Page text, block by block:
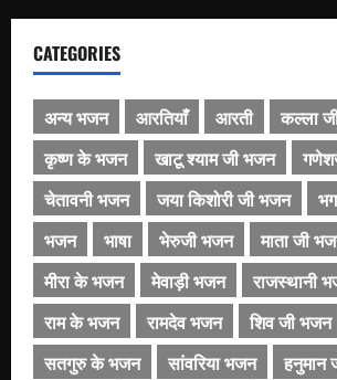
CATEGORIES
अन्य भजन आरतियाँ आरती
कल्ला
कृष्ण के भजन
खाटू श्याम जी भजन
चेतावनी भजन
जया किशोरी जी भजन
भजन
भाषा भेरुजी भजन
माता जी
मीरा के भजन
मेवाड़ी भजन
राजस्थानी
राम के भजन
रामदेव भजन
शिव जी भजन
सतगुरु के भजन
सांवरिया भजन
हनुमान